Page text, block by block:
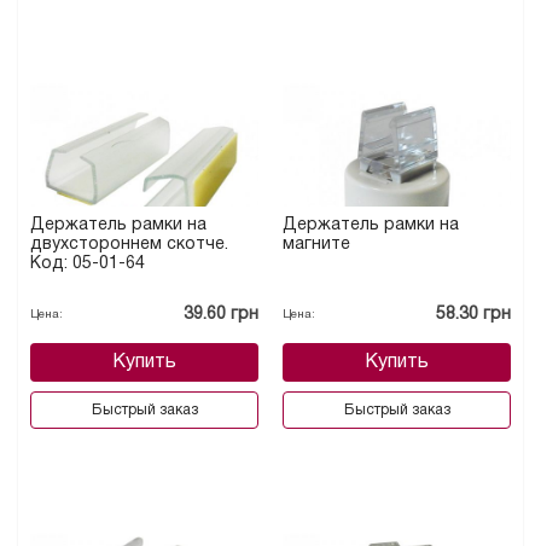
Держатель рамки на
двухстороннем скотче.
Код: 05-01-64
Цена: 39.60 грн
Купить
Быстрый заказ
Держатель рамки на
магните
Цена: 58.30 грн
Купить
Быстрый заказ